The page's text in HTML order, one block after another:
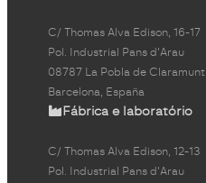
C/ Thomas Alva Edison, 16-17
Pol. Industrial Pans d'Arau
08787 La Pobla de Claramunt
Barcelona, España
Fábrica e laboratório
C/ Thomas Alva Edison, 12-13
Pol. Industrial Pans d'Arau